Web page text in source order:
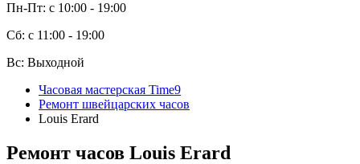
Пн-Пт: с 10:00 - 19:00
Сб: с 11:00 - 19:00
Вс: Выходной
Часовая мастерская Time9
Ремонт швейцарских часов
Louis Erard
Ремонт часов Louis Erard